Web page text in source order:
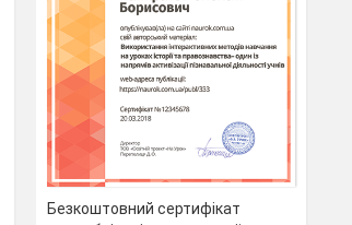
Безкоштовний сертифікат